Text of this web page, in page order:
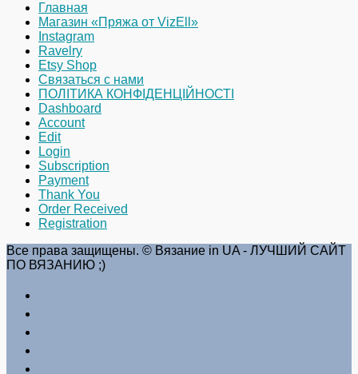
Главная
Магазин «Пряжа от VizEll»
Instagram
Ravelry
Etsy Shop
Связаться с нами
ПОЛІТИКА КОНФІДЕНЦІЙНОСТІ
Dashboard
Account
Edit
Login
Subscription
Payment
Thank You
Order Received
Registration
Все права защищены. © Вязание in UA - ЛУЧШИЙ САЙТ
ПО ВЯЗАНИЮ ;)